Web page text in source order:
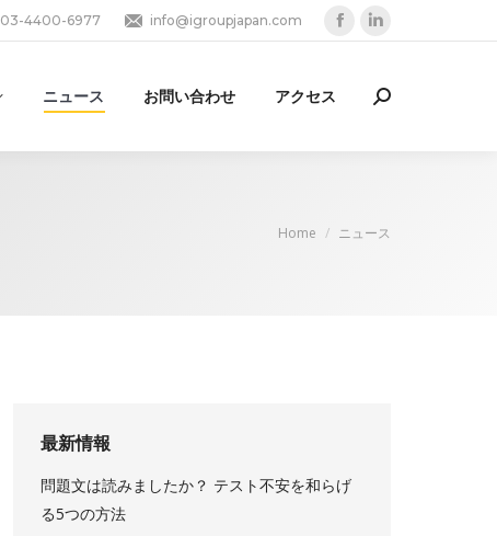
03-4400-6977 info@igroupjapan.com
opensopens
ニュース お問い合わせ アクセス Search:
You are here:
Home ニュース
最新情報
問題文は読みましたか？ テスト不安を和らげ
る5つの方法